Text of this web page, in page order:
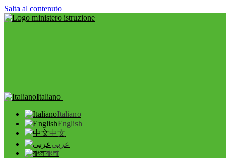
Salta al contenuto
Italiano
Italiano
English
中文
عربى
বাংলা